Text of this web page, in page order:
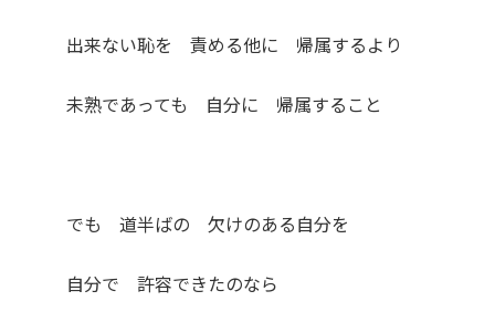
出来ない恥を 責める他に 帰属するより
未熟であっても 自分に 帰属すること
でも 道半ばの 欠けのある自分を
自分で 許容できたのなら